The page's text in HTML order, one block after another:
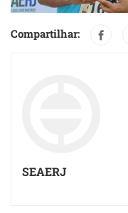
Compartilhar:
SEAERJ